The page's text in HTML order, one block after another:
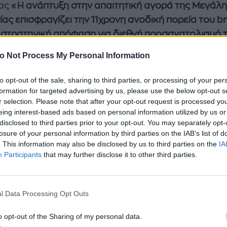
Not Process My Personal Information
opt-out of the sale, sharing to third parties, or processing of your
for targeted advertising by us, please use the below opt-out
selection. Please note that after your opt-out request is processed
interest-based ads based on personal information utilized by us
to third parties prior to your opt-out. You may separately
of your personal information by third parties on the IAB’s list of
This information may also be disclosed by us to third parties on the
Participants that may further disclose it to other third parties.
Data Processing Opt Outs
opt-out of the Sharing of my personal data.
«Η ανάπτυξη στην απαιτητική αγορά της
επισφραγίζει την 11χρονη ανοδική πορεία του
στρατηγική απόφαση για διεθνή προσανατολισμό
η στρατηγική επέκταση μίας ελληνικής
από επιτυχία. Σύντομα θα είμαστε σε θέση να
και τα επόμενα σχέδια ανάπτυξης» . Να
ότι η Li-LA-LO από το 2011 έχει επεκταθεί
Κύπρου με 4 καταστήματα και έχει εμπορική
και την Τσεχία μέσω δικτύου χονδρικής
ακόμη: